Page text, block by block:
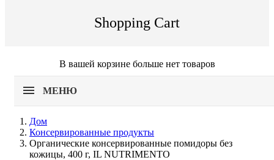
Shopping Cart
В вашей корзине больше нет товаров
МЕНЮ
Дом
Консервированные продукты
Органические консервированные помидоры без
кожицы, 400 г, IL NUTRIMENTO